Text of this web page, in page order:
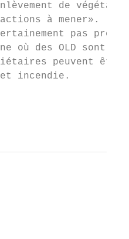
de
à mener».
pas
où des OLD sont
peuvent être
incendie.